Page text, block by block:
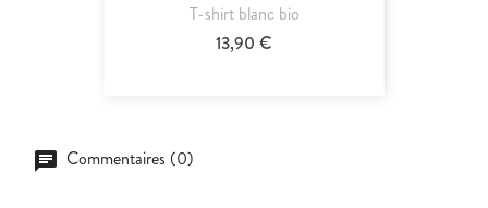
T-shirt blanc bio
13,90 €
Commentaires (0)